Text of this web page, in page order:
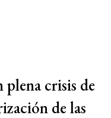
crisis de
de las